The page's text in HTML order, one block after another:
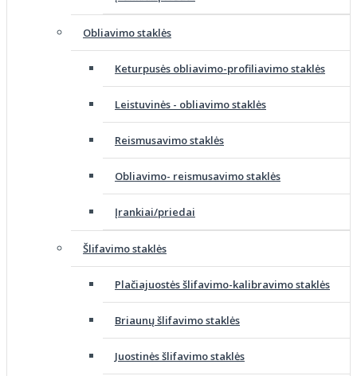
Obliavimo staklės
Keturpusės obliavimo-profiliavimo staklės
Leistuvinės - obliavimo staklės
Reismusavimo staklės
Obliavimo- reismusavimo staklės
Įrankiai/priedai
Šlifavimo staklės
Plačiajuostės šlifavimo-kalibravimo staklės
Briaunų šlifavimo staklės
Juostinės šlifavimo staklės